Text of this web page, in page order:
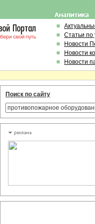
Статьи по
Новости
Новости
Новости
Поиск по сайту